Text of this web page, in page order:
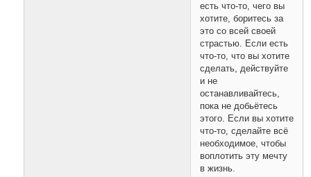
есть что-то, чего вы
хотите, боритесь за
это со всей своей
страстью. Если есть
что-то, что вы хотите
сделать, действуйте
и не
останавливайтесь,
пока не добьётесь
этого. Если вы хотите
что-то, сделайте всё
необходимое, чтобы
воплотить эту мечту
в жизнь.